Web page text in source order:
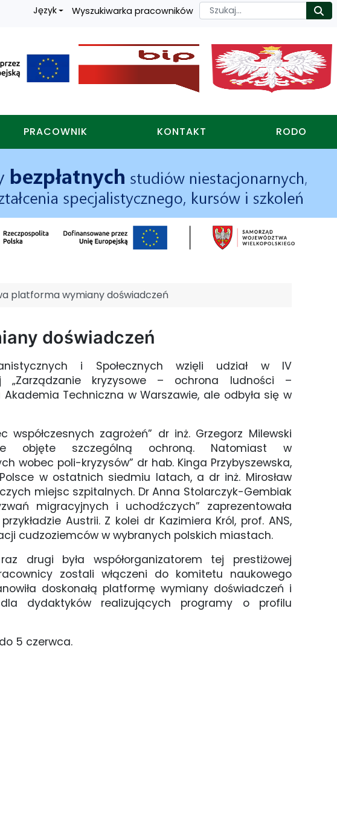
Język Wyszukiwarka pracowników Szukaj
PRACOWNIK KONTAKT RODO
platforma wymiany doświadczeń
doświadczeń
i Społecznych wzięli udział w IV
„Zarządzanie kryzysowe – ochrona ludności –
Techniczna w Warszawie, ale odbyła się w
zagrożeń” dr inż. Grzegorz Milewski
objęte szczególną ochroną. Natomiast w
wobec poli-kryzysów” dr hab. Kinga Przybyszewska,
w ostatnich siedmiu latach, a dr inż. Mirosław
miejsc szpitalnych. Dr Anna Stolarczyk-Gembiak
migracyjnych i uchodźczych” zaprezentowała
Austrii. Z kolei dr Kazimiera Król, prof. ANS,
cudzoziemców w wybranych polskich miastach.
drugi była współorganizatorem tej prestiżowej
zostali włączeni do komitetu naukowego
doskonałą platformę wymiany doświadczeń i
dydaktyków realizujących programy o profilu
5 czerwca.